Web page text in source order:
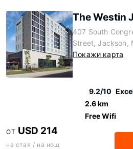
The Westin
407 South
Street, Jackson,
Покажи карта
9.2/10
2.6 km
Free Wifi
ОТ USD 214
на стая / на нощ